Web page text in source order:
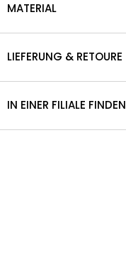
MATERIAL
LIEFERUNG & RETOURE
IN EINER FILIALE FINDEN